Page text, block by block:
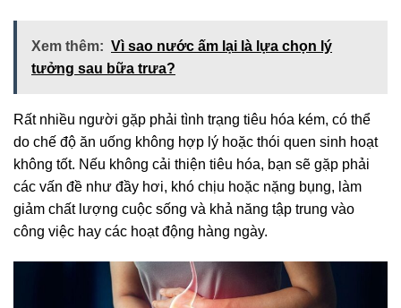
Xem thêm: Vì sao nước ấm lại là lựa chọn lý
tưởng sau bữa trưa?
Rất nhiều người gặp phải tình trạng tiêu hóa kém, có thể
do chế độ ăn uống không hợp lý hoặc thói quen sinh hoạt
không tốt. Nếu không cải thiện tiêu hóa, bạn sẽ gặp phải
các vấn đề như đầy hơi, khó chịu hoặc nặng bụng, làm
giảm chất lượng cuộc sống và khả năng tập trung vào
công việc hay các hoạt động hàng ngày.